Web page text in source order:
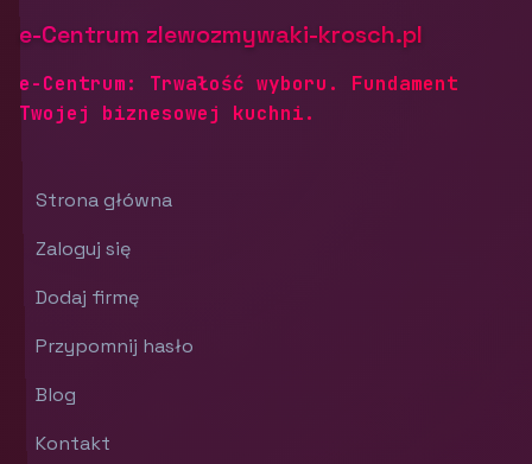
e-Centrum zlewozmywaki-krosch.pl
e-Centrum: Trwałość wyboru. Fundament
Twojej biznesowej kuchni.
Strona główna
Zaloguj się
Dodaj firmę
Przypomnij hasło
Blog
Kontakt